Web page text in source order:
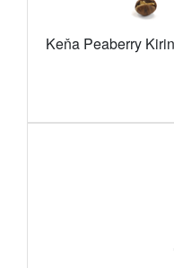
Keňa Peaberry